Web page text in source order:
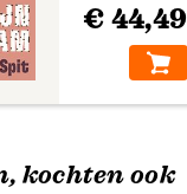
€ 44,49
kochten ook